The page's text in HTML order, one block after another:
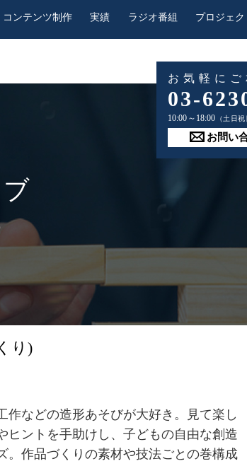
コンテンツ制作 実績 ラジオ番組 プロジェク
り)
作などの造形あそびが大好き。見て楽し
ヒントを手助けし、子どもの自由な創造
。作品づくりの素材や技法ごとの巻構成
お気軽に
03-
10:00～18:00 （土日
お問い